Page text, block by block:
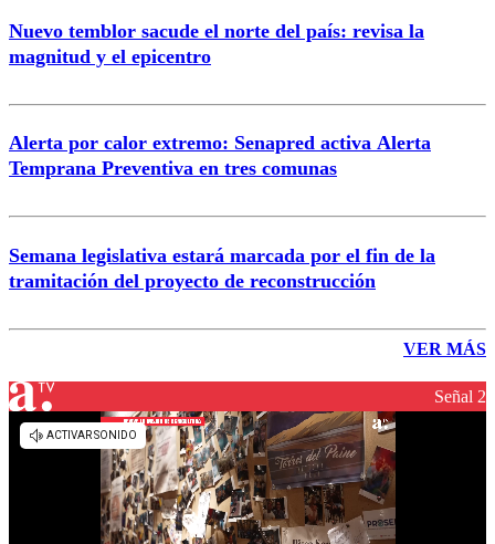
Nuevo temblor sacude el norte del país: revisa la
magnitud y el epicentro
Alerta por calor extremo: Senapred activa Alerta
Temprana Preventiva en tres comunas
Semana legislativa estará marcada por el fin de la
tramitación del proyecto de reconstrucción
VER MÁS
Señal 2